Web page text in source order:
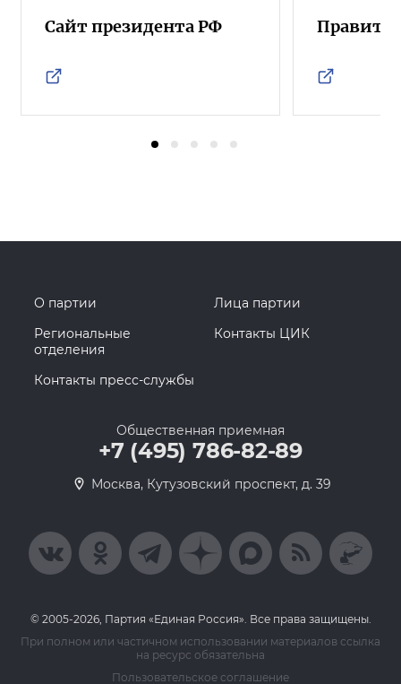
Сайт президента РФ
О партии
Лица партии
Региональные
отделения
Контакты ЦИК
Контакты пресс-службы
Общественная приемная
+7 (495) 786-82-89
Москва, Кутузовский проспект, д. 39
© 2005-2026, Партия «Единая Россия». Все права защищены.
При полном или частичном использовании материалов ссылка
на ресурс обязательна
Пользовательское соглашение